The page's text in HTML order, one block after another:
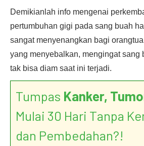
Demikianlah info mengenai
pertumbuhan gigi pada sang buah
sangat menyenangkan bagi
yang menyebalkan, mengingat sang
tak bisa diam saat ini terjadi.
Tumpas Kanker,
Mulai 30 Hari Tanpa
dan Pembedahan?!